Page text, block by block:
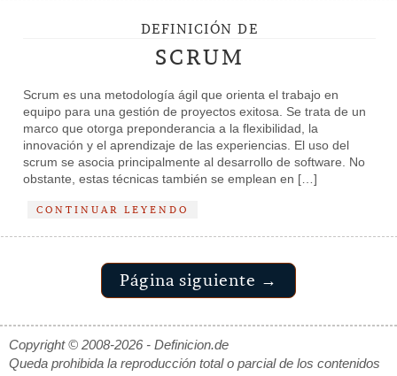
DEFINICIÓN DE
SCRUM
Scrum es una metodología ágil que orienta el trabajo en
equipo para una gestión de proyectos exitosa. Se trata de un
marco que otorga preponderancia a la flexibilidad, la
innovación y el aprendizaje de las experiencias. El uso del
scrum se asocia principalmente al desarrollo de software. No
obstante, estas técnicas también se emplean en […]
CONTINUAR LEYENDO
Página siguiente →
Copyright © 2008-2026 - Definicion.de
Queda prohibida la reproducción total o parcial de los contenidos